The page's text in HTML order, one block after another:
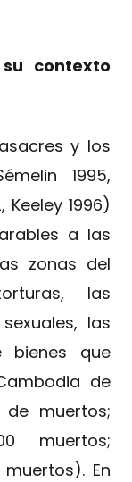
contexto
y los
1995,
Keeley 1996)
a las
zonas del
las
las
bienes que
de
de muertos;
muertos;
muertos). En